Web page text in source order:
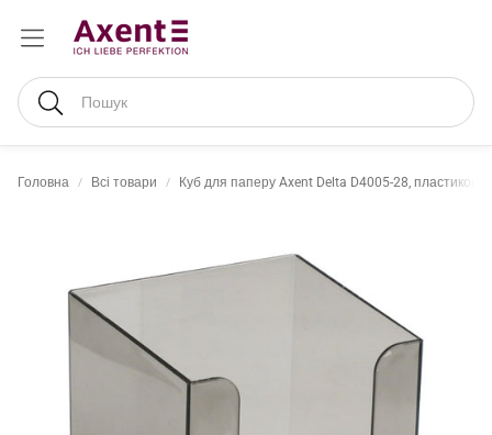
Пошук
Головна Всі товари Куб для паперу Axent Delta D4005-28,